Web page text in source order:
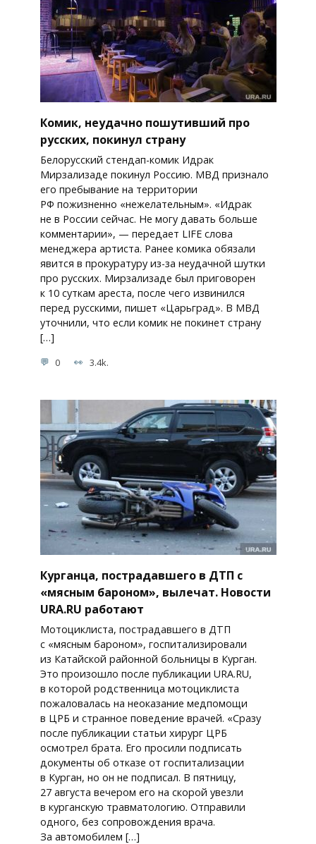
Комик, неудачно пошутивший про
русских, покинул страну
Белорусский стендап-комик Идрак
Мирзализаде покинул Россию. МВД признало
его пребывание на территории
РФ пожизненно «нежелательным». «Идрак
не в России сейчас. Не могу давать больше
комментарии», — передает LIFE слова
менеджера артиста. Ранее комика обязали
явится в прокуратуру из-за неудачной шутки
про русских. Мирзализаде был приговорен
к 10 суткам ареста, после чего извинился
перед русскими, пишет «Царьград». В МВД
уточнили, что если комик не покинет страну
[…]
0 3.4k.
Курганца, пострадавшего в ДТП с
«мясным бароном», вылечат. Новости
URA.RU работают
Мотоциклиста, пострадавшего в ДТП
с «мясным бароном», госпитализировали
из Катайской районной больницы в Курган.
Это произошло после публикации URA.RU,
в которой родственница мотоциклиста
пожаловалась на неоказание медпомощи
в ЦРБ и странное поведение врачей. «Сразу
после публикации статьи хирург ЦРБ
осмотрел брата. Его просили подписать
документы об отказе от госпитализации
в Курган, но он не подписал. В пятницу,
27 августа вечером его на скорой увезли
в курганскую травматологию. Отправили
одного, без сопровождения врача.
За автомобилем […]